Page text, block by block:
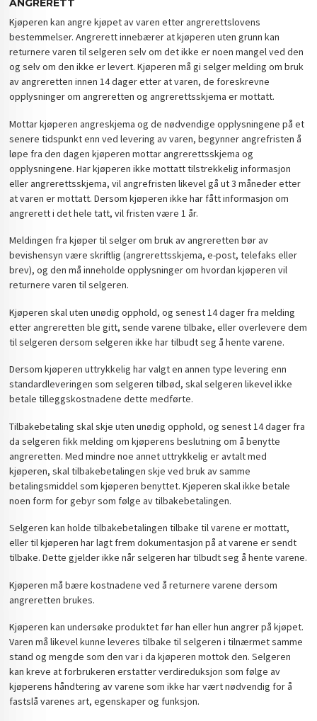
ANGRERETT
Kjøperen kan angre kjøpet av varen etter angrerettslovens
bestemmelser. Angrerett innebærer at kjøperen uten grunn kan
returnere varen til selgeren selv om det ikke er noen mangel ved den
og selv om den ikke er levert. Kjøperen må gi selger melding om bruk
av angreretten innen 14 dager etter at varen, de foreskrevne
opplysninger om angreretten og angrerettsskjema er mottatt.
Mottar kjøperen angreskjema og de nødvendige opplysningene på et
senere tidspunkt enn ved levering av varen, begynner angrefristen å
løpe fra den dagen kjøperen mottar angrerettsskjema og
opplysningene. Har kjøperen ikke mottatt tilstrekkelig informasjon
eller angrerettsskjema, vil angrefristen likevel gå ut 3 måneder etter
at varen er mottatt. Dersom kjøperen ikke har fått informasjon om
angrerett i det hele tatt, vil fristen være 1 år.
Meldingen fra kjøper til selger om bruk av angreretten bør av
bevishensyn være skriftlig (angrerettsskjema, e-post, telefaks eller
brev), og den må inneholde opplysninger om hvordan kjøperen vil
returnere varen til selgeren.
Kjøperen skal uten unødig opphold, og senest 14 dager fra melding
etter angreretten ble gitt, sende varene tilbake, eller overlevere dem
til selgeren dersom selgeren ikke har tilbudt seg å hente varene.
Dersom kjøperen uttrykkelig har valgt en annen type levering enn
standardleveringen som selgeren tilbød, skal selgeren likevel ikke
betale tilleggskostnadene dette medførte.
Tilbakebetaling skal skje uten unødig opphold, og senest 14 dager fra
da selgeren fikk melding om kjøperens beslutning om å benytte
angreretten. Med mindre noe annet uttrykkelig er avtalt med
kjøperen, skal tilbakebetalingen skje ved bruk av samme
betalingsmiddel som kjøperen benyttet. Kjøperen skal ikke betale
noen form for gebyr som følge av tilbakebetalingen.
Selgeren kan holde tilbakebetalingen tilbake til varene er mottatt,
eller til kjøperen har lagt frem dokumentasjon på at varene er sendt
tilbake. Dette gjelder ikke når selgeren har tilbudt seg å hente varene.
Kjøperen må bære kostnadene ved å returnere varene dersom
angreretten brukes.
Kjøperen kan undersøke produktet før han eller hun angrer på kjøpet.
Varen må likevel kunne leveres tilbake til selgeren i tilnærmet samme
stand og mengde som den var i da kjøperen mottok den. Selgeren
kan kreve at forbrukeren erstatter verdireduksjon som følge av
kjøperens håndtering av varene som ikke har vært nødvendig for å
fastslå varenes art, egenskaper og funksjon.